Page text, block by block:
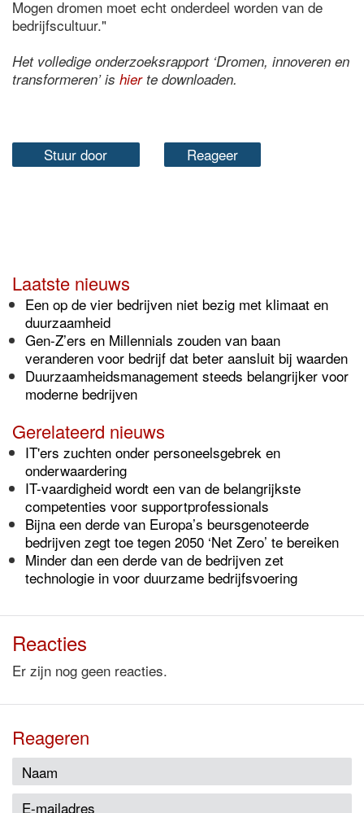
Mogen dromen moet echt onderdeel worden van de
bedrijfscultuur."
Het volledige onderzoeksrapport ‘Dromen, innoveren en
transformeren’ is hierte downloaden.
Stuur door Reageer
Laatste nieuws
Een op de vier bedrijven niet bezig met klimaat en
duurzaamheid
Gen-Z’ers en Millennials zouden van baan
veranderen voor bedrijf dat beter aansluit bij waarden
Duurzaamheidsmanagement steeds belangrijker voor
moderne bedrijven
Gerelateerd nieuws
IT'ers zuchten onder personeelsgebrek en
onderwaardering
IT-vaardigheid wordt een van de belangrijkste
competenties voor supportprofessionals
Bijna een derde van Europa’s beursgenoteerde
bedrijven zegt toe tegen 2050 ‘Net Zero’ te bereiken
Minder dan een derde van de bedrijven zet
technologie in voor duurzame bedrijfsvoering
Reacties
Er zijn nog geen reacties.
Reageren